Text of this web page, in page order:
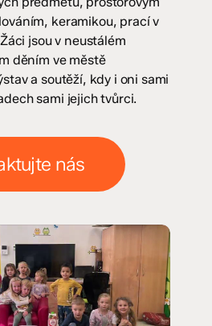
keramikou, prací v
jsou v neustálém
děním ve městě
a soutěží, kdy i oni sami
sami jejich tvůrci.
nás